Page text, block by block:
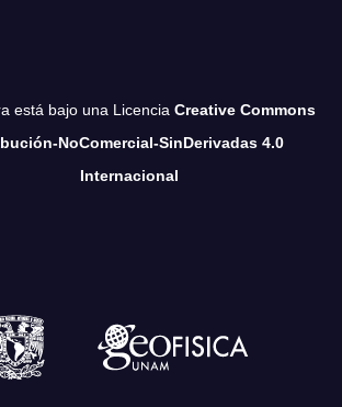
está bajo una Licencia Creative Commons
NoComercial-SinDerivadas 4.0
Internacional